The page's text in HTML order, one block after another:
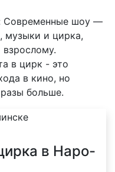
Современные шоу —
музыки и цирка,
в цирк - это
в кино, но
больше.
в Наро-